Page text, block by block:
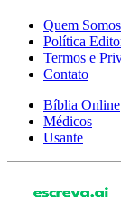
Quem Somos
Política
Termos e
Contato
Bíblia Online
Médicos
Usante